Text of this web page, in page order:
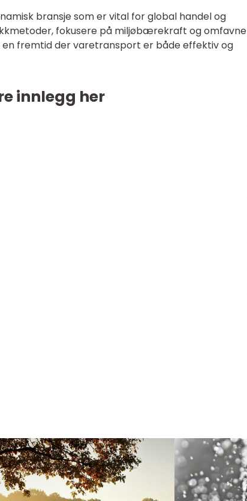
bransje som er vital for global handel og
fokusere på miljøbærekraft og omfavne
en fremtid der varetransport er både effektiv og
innlegg her